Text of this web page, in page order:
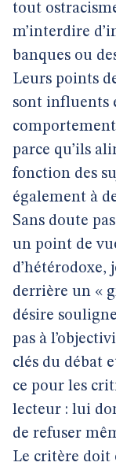
tout
m’interdire
banques ou
Leurs points
sont influents
parce qu’ils
fonction des
également à
Sans doute
un point de
d’hétérodoxe,
derrière un «
désire
pas à
clés du débat
ce pour les
lecteur : lui
de refuser
Le critère doit